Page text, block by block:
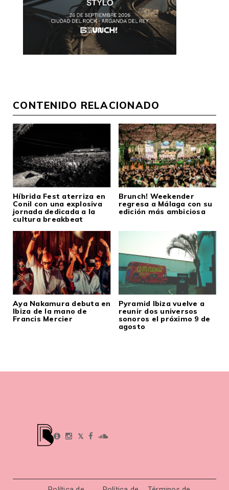
CONTENIDO RELACIONADO
Híbrida Fest aterriza en
Conil con una explosiva
jornada dedicada a la
cultura breakbeat
Brunch! Weekender
regresa a Málaga con su
edición más ambiciosa
Aya Nakamura debuta en
Ibiza de la mano de
Francis Mercier
Pyramid Ibiza vuelve a
reunir dos universos
sonoros el próximo 9 de
agosto
𝕏